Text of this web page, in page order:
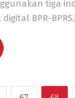
tiga
BPR-